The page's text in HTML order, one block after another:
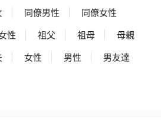
同僚男性
同僚女性
性 祖父 祖母
母親
女性 男性
男友達